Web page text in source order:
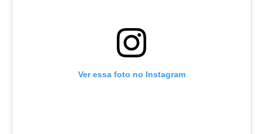
Ver essa foto no Instagram